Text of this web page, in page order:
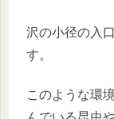
沢の小径の入
す。
このような環